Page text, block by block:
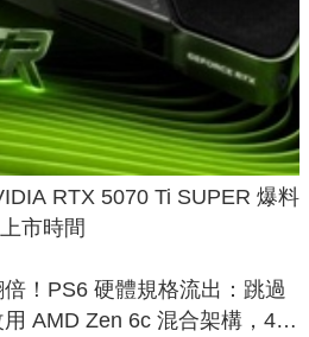
RTX 5070 Ti SUPER 爆料
市時間
！PS6 硬體規格流出：跳過
用 AMD Zen 6c 混合架構，4K